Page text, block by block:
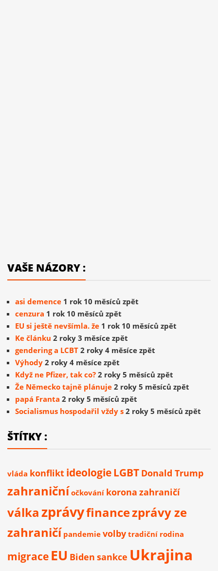
VAŠE NÁZORY :
asi demence 1 rok 10 měsíců zpět
cenzura 1 rok 10 měsíců zpět
EU si ještě nevšímla. že 1 rok 10 měsíců zpět
Ke článku 2 roky 3 měsíce zpět
gendering a LCBT 2 roky 4 měsíce zpět
Výhody 2 roky 4 měsíce zpět
Když ne Pfizer, tak co? 2 roky 5 měsíců zpět
Že Německo tajně plánuje 2 roky 5 měsíců zpět
papá Franta 2 roky 5 měsíců zpět
Socialismus hospodařil vždy s 2 roky 5 měsíců zpět
ŠTÍTKY :
vláda konflikt ideologieLGBT Donald Trump
zahraniční očkování korona zahraničí
válkazprávyfinancezprávy ze
zahraničí pandemie volby tradiční rodina
migrace EU Biden sankce Ukrajina